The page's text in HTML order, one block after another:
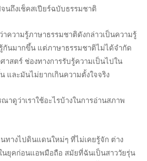
นถึงเช็คสเปียร์ฉบับธรรมชาติ
ความรู้ภาษาธรรมชาติดังกล่าวเป็นความรู้
กันมากขึ้น แต่ภาษาธรรมชาติไม่ได้จำกัด
าสตร์ ช่องทางการรับรู้ความเป็นไปใน
และมันไม่ยากเกินความตั้งใจจริง
ณาดูว่าเราใช้อะไรบ้างในการอ่านสภาพ
นทางไปดินแดนใหม่ๆ ที่ไม่เคยรู้จัก ต่าง
ยุคก่อนแอพมือถือ สมัยที่ฉันเป็นสาววัยรุ่น